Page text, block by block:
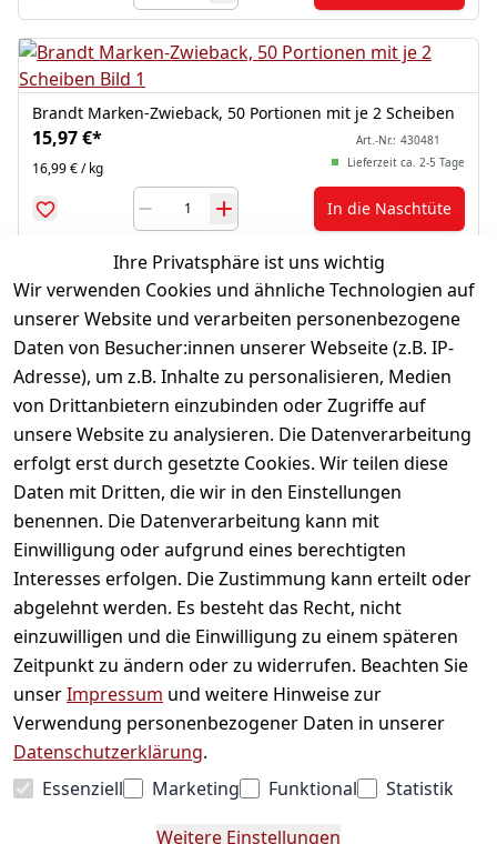
Brandt Marken-Zwieback, 50 Portionen mit je 2 Scheiben
15,97 €*
16,99 € / kg
Art.-Nr.: 430481
Lieferzeit ca. 2-5 Tage
In die Naschtüte
*inkl. ges. MwStzzgl. Versandkosten
1
Ihre Privatsphäre ist uns wichtig
Wir verwenden Cookies und ähnliche Technologien auf
unserer Website und verarbeiten personenbezogene
Daten von Besucher:innen unserer Webseite (z.B. IP-
Adresse), um z.B. Inhalte zu personalisieren, Medien
von Drittanbietern einzubinden oder Zugriffe auf
unsere Website zu analysieren. Die Datenverarbeitung
erfolgt erst durch gesetzte Cookies. Wir teilen diese
Daten mit Dritten, die wir in den Einstellungen
benennen. Die Datenverarbeitung kann mit
Einwilligung oder aufgrund eines berechtigten
Interesses erfolgen. Die Zustimmung kann erteilt oder
abgelehnt werden. Es besteht das Recht, nicht
einzuwilligen und die Einwilligung zu einem späteren
Zeitpunkt zu ändern oder zu widerrufen. Beachten Sie
unserImpressum und weitere Hinweise zur
Verwendung personenbezogener Daten in unserer
Datenschutzerklärung.
Essenziell
Marketing Funktional
Statistik
Weitere Einstellungen
Informationen
Mein Konto
Vertrag widerrufen
Unternehmen
Zahlarten